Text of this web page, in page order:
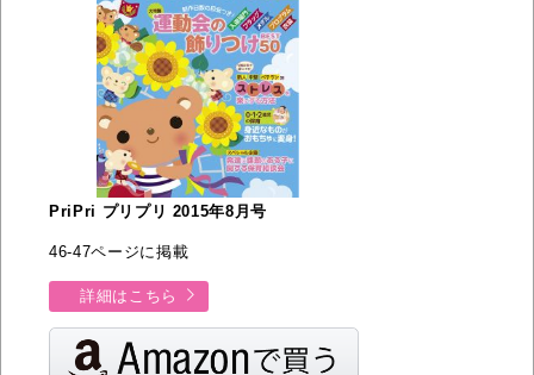
PriPri プリプリ 2015年8月号
46-47ページに掲載
詳細はこちら